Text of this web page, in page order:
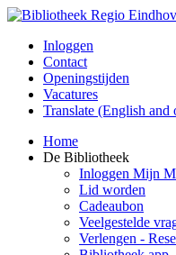
Inloggen
Contact
Openingstijden
Vacatures
Translate (English and
Home
De Bibliotheek
Inloggen Mijn
Lid worden
Cadeaubon
Veelgestelde
Verlengen -